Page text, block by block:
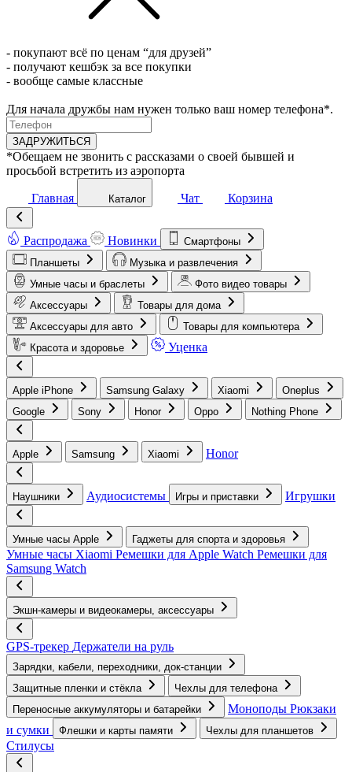
- покупают всё по ценам “для друзей”
- получают кешбэк за все покупки
- вообще самые классные
Для начала дружбы нам нужен только ваш номер телефона*.
ЗАДРУЖИТЬСЯ
*Обещаем не звонить с рассказами о своей бывшей и
просьбой встретить из аэропорта
Главная Каталог Чат Корзина
Распродажа Новинки
Смартфоны
Планшеты
Музыка и развлечения
Умные часы и браслеты
Фото видео товары
Аксессуары
Товары для дома
Аксессуары для авто
Товары для компьютера
Красота и здоровье
Уценка
Apple iPhone Samsung Galaxy Xiaomi
Oneplus
Google
Sony Honor Oppo Nothing Phone
Apple Samsung Xiaomi Honor
Наушники Аудиосистемы Игры и приставки Игрушки
Умные часы Apple Гаджеты для спорта и здоровья
Умные часы Xiaomi Ремешки для Apple Watch Ремешки для
Samsung Watch
Экшн-камеры и видеокамеры, аксессуары
GPS-трекер Держатели на руль
Зарядки, кабели, переходники, док-станции
Защитные пленки и стёкла
Чехлы для телефона
Переносные аккумуляторы и батарейки
Моноподы Рюкзаки
и сумки
Флешки и карты памяти Чехлы для планшетов
Стилусы